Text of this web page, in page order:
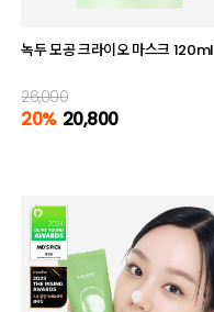
녹두 모공 크라이오 마스크 120ml
26,000
20% 20,800